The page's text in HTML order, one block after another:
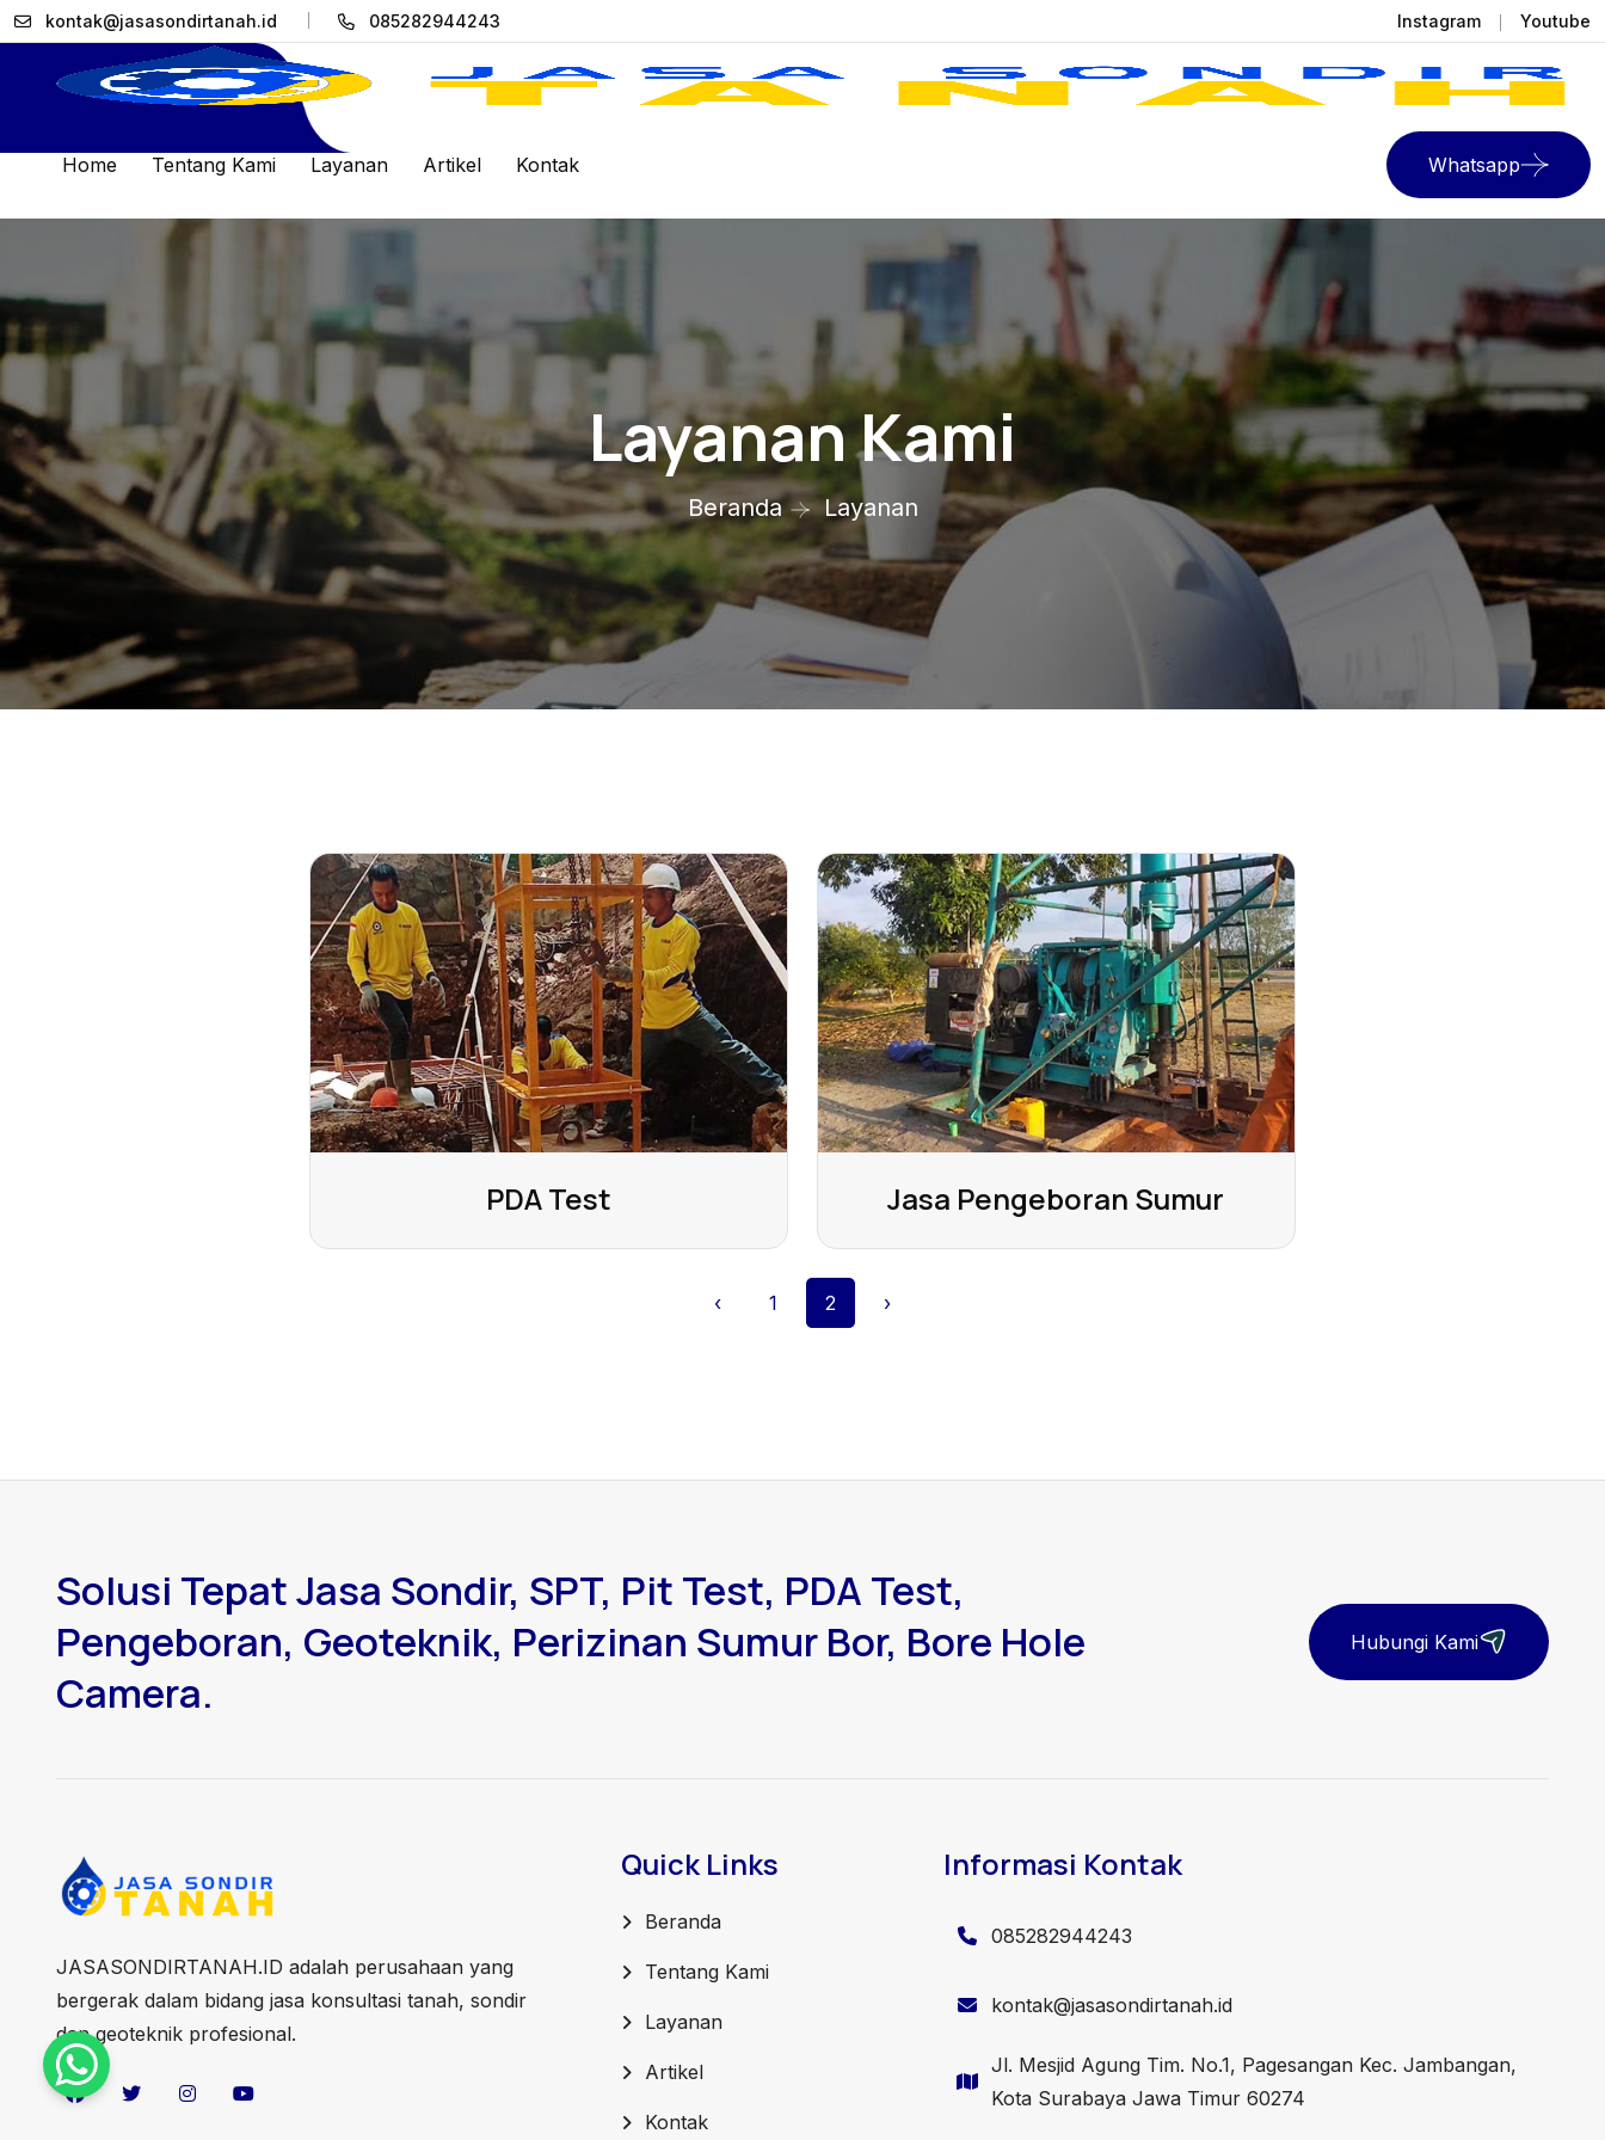
kontak@jasasondirtanah.id 085282944243 Instagram Youtube
Home Tentang Kami Layanan Artikel Kontak Whatsapp
Layanan Kami
Beranda Layanan
PDA Test Jasa Pengeboran Sumur
‹ 1 2 ›
Solusi Tepat Jasa Sondir, SPT, Pit Test, PDA Test,
Pengeboran, Geoteknik, Perizinan Sumur Bor, Bore Hole
Camera.
Hubungi Kami
JASASONDIRTANAH.ID adalah perusahaan yang
bergerak dalam bidang jasa konsultasi tanah, sondir
dan geoteknik profesional.
Quick Links
Beranda
Tentang Kami
Layanan
Artikel
Kontak
Informasi Kontak
085282944243
kontak@jasasondirtanah.id
Jl. Mesjid Agung Tim. No.1, Pagesangan Kec. Jambangan,
Kota Surabaya Jawa Timur 60274